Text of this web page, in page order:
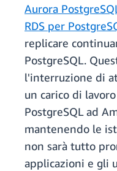
Aurora
RDS per
replicare
PostgreSQL.
l'interruzione di
un carico di
PostgreSQL ad
mantenendo le
non sarà tutto
applicazioni e gli